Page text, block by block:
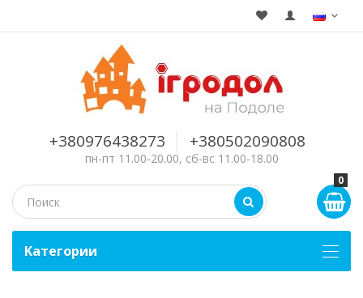
+380976438273 +380502090808
пн-пт 11.00-20.00, сб-вс 11.00-18.00
0
Kатегории